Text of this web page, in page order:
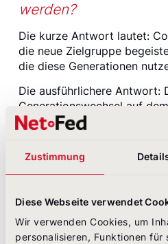
Zustimmung
Diese Webseite verwendet
Wir verwenden Cookies, um
personalisieren, Funktionen für
werden?
Die kurze Antwort lautet:
die neue Zielgruppe
die diese Generationen
Die ausführlichere Antwort:
Generationswechsel auf
ernstnehmen und die
anzupassen, sollten sich
folgenden Punkten
zusammenarbeiten